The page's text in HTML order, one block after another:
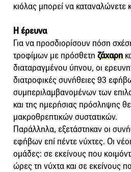
κιόλας μπορεί να καταναλώνετε
Η έρευνα
Για να προσδιορίσουν πόση
τροφίμων με πρόσθετη ζάχαρη
διαταραγμένου ύπνου, οι
διατροφικές συνήθειες 93
συμπεριλαμβανομένων των
και της ημερήσιας πρόσληψης
μακροθρεπτικών συστατικών.
Παράλληλα, εξετάστηκαν οι
εφήβων επί πέντε νύχτες. Οι
ομάδες: σε εκείνους που
ώρες τη νύχτα και σε εκείνους